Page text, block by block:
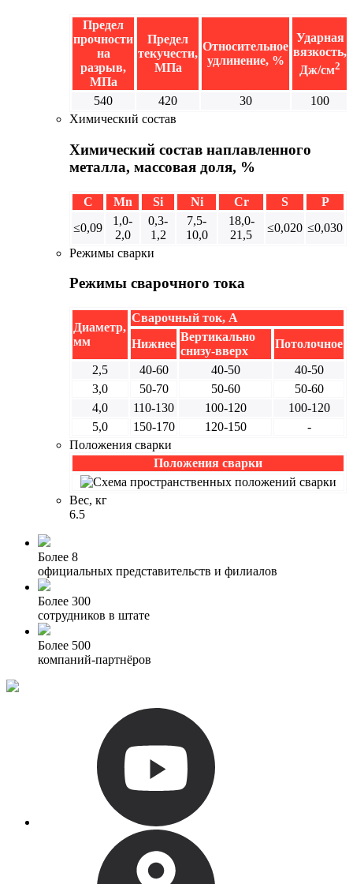
Предел
прочности
на
разрыв,
МПа
Предел
текучести,
МПа
Относительное
удлинение, %
Ударная
вязкость,
Дж/см2
540 420 30
100
Химический состав
Химический состав наплавленного
металла, массовая доля, %
C Mn Si Ni Cr S
P
≤0,09
1,0-
2,0
0,3-
1,2
7,5-
10,0
18,0-
21,5
≤0,020 ≤0,030
Режимы сварки
Режимы сварочного тока
Диаметр,
мм
Сварочный ток, А
Нижнее
Вертикально
снизу-вверх
Потолочное
2,5
40-60 40-50
40-50
3,0
50-70 50-60
50-60
4,0
110-130 100-120
100-120
5,0
150-170 120-150
-
Положения сварки
Положения сварки
Вес, кг
6.5
Более 8
официальных представительств и филиалов
Более 300
сотрудников в штате
Более 500
компаний-партнёров